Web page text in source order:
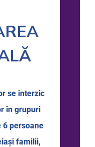
se interzic
în grupuri
6 persoane
familii,